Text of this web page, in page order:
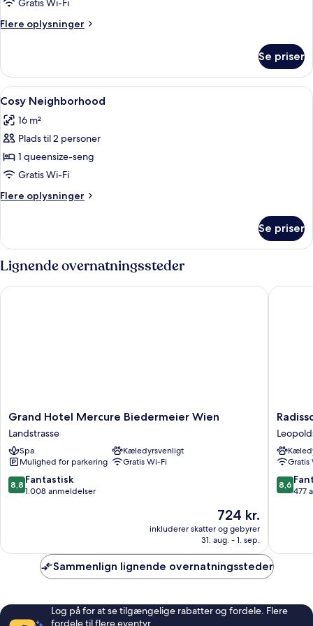
Gratis Wi-Fi
Flere oplysninger
Flere
Se priser
Indlæs
alle
billeder
af
Cosy
Neighborhood
Et hotelværelse med en stor seng,
5
Cosy Neighborhood
16 m²
Plads til 2 personer
1 queensize-seng
Gratis Wi-Fi
Flere oplysninger
Flere
Neighborhood
Se priser
Lignende overnatningssteder
Grand
Hotel
Mercure
Biedermeier
Wien
Landstrasse
Grand Hotel Mercure Biedermeier Wien
Landstrasse
Spa
Kæledyrsvenligt
Mulighed for parkering
Gratis Wi-Fi
8.8
ud
anmeldelser
8,8 Fantastisk
1.008 anmeldelser
Prisen
724 kr.
724 kr.
inkluderer skatter og gebyrer
31. aug. - 1. sep.
Grand Hotel Mercure Biedermeier Wien
RED
Hotel,
Vienna
Gratis
8.6
ud
8,6
477
Sammenlign lignende overnatningssteder
Log på for at se tilgængelige rabatter og fordele. Flere
fordele til flere eventyr.